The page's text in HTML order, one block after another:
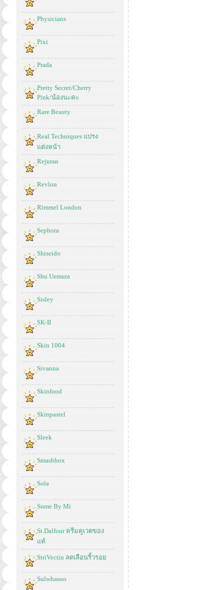
Physicians
Pixi
Prada
Pretty Secret/Cherry
Pink/น้องนะคะ
Rare Beauty
Real Techniques แปรง
แต่งหน้า
Rejuran
Revlon
Rimmel London
Sephora
Shiseido
Shu Uemura
Sisley
SK-II
Skin 1004
Sivanna
Skinfood
Skinpastel
Sleek
Smashbox
Sola
Some By Mi
St.Dalfour ครีมคูเวตของ
แท้
StriVectin ลดเลือนริ้วรอย
Sulwhasoo